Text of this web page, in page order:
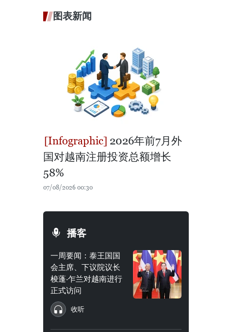
图表新闻
2026年前7月外
国对越南注册投资总额增长
58%
07/08/2026 00:30
播客
一周要闻：泰王国国
会主席、下议院议长
梭蓬·乍兰对越南进行
正式访问
收听